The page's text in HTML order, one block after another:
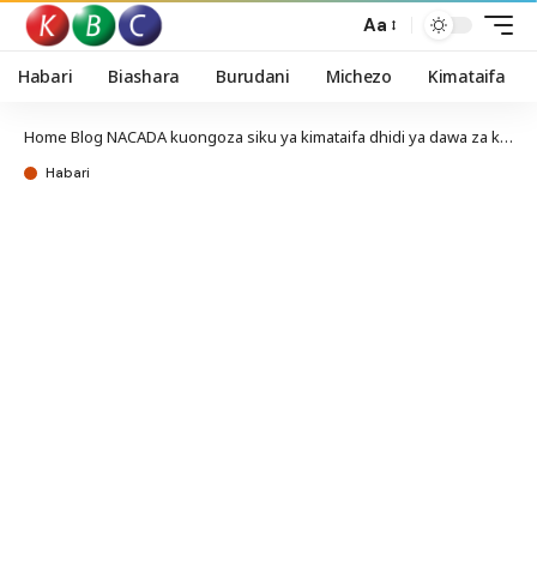
Aa
Habari Biashara Burudani Michezo Kimataifa
Home Blog NACADA kuongoza siku ya kimataifa dhidi ya dawa za kulevya Mombasa
Habari